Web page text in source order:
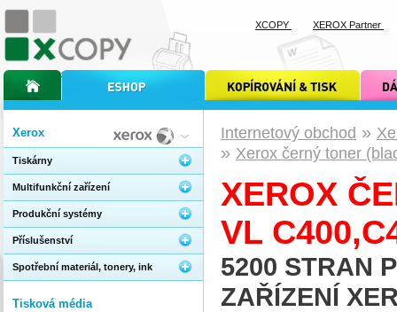
Internetový obchod »
» Xerox černý toner
XEROX
VL
5200 STRAN
ZAŘÍZENÍ
Xerox
Tiskárny
Multifunkční zařízení
Produkční systémy
Příslušenství
Spotřební materiál, tonery, ink
Tisková média
úvodní stránka xcopyinternetový obchod xcopy kopírování a tisk xcopy dárkové
XCOPY XEROX Partner